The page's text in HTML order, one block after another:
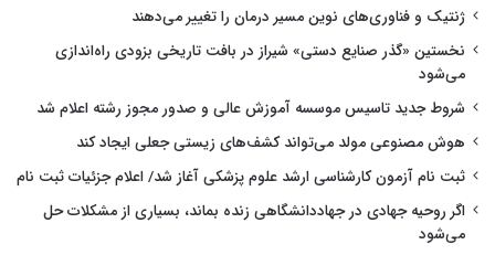
ژنتیک و فناوری‌های نوین مسیر درمان را تغییر می‌دهند
نخستین «گذر صنایع دستی» شیراز در بافت تاریخی بزودی راه‌اندازی
می‌شود
شروط جدید تاسیس موسسه آموزش عالی و صدور مجوز رشته اعلام شد
هوش مصنوعی مولد می‌تواند کشف‌های زیستی جعلی ایجاد کند
ثبت نام آزمون کارشناسی ارشد علوم پزشکی آغاز شد/ اعلام جزئیات ثبت نام
اگر روحیه جهادی در جهاددانشگاهی زنده بماند، بسیاری از مشکلات حل
می‌شود